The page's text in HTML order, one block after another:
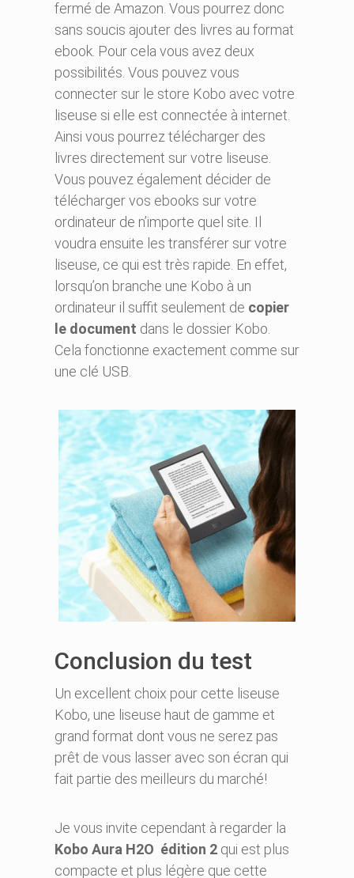
fermé de Amazon. Vous pourrez donc
sans soucis ajouter des livres au format
ebook. Pour cela vous avez deux
possibilités. Vous pouvez vous
connecter sur le store Kobo avec votre
liseuse si elle est connectée à internet.
Ainsi vous pourrez télécharger des
livres directement sur votre liseuse.
Vous pouvez également décider de
télécharger vos ebooks sur votre
ordinateur de n’importe quel site. Il
voudra ensuite les transférer sur votre
liseuse, ce qui est très rapide. En effet,
lorsqu’on branche une Kobo à un
ordinateur il suffit seulement de copier
le document dans le dossier Kobo.
Cela fonctionne exactement comme sur
une clé USB.
Conclusion du test
Un excellent choix pour cette liseuse
Kobo, une liseuse haut de gamme et
grand format dont vous ne serez pas
prêt de vous lasser avec son écran qui
fait partie des meilleurs du marché!
Je vous invite cependant à regarder la
Kobo Aura H2O édition 2 qui est plus
compacte et plus légère que cette